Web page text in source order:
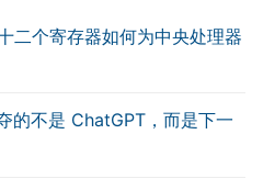
二个寄存器如何为中央处理器
的不是 ChatGPT，而是下一